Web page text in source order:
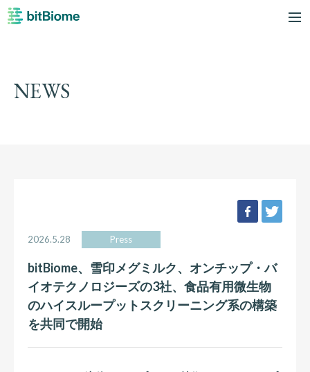
NEWS
facebook
2026.5.28 Press
bitBiome、雪印メグミルク、オンチップ・バ
イオテクノロジーズの3社、食品有用微生物
のハイスループットスクリーニング系の構築
を共同で開始